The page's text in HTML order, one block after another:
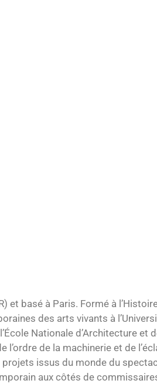
et basé à Paris. Formé à
des arts vivants à
Nationale d’Architecture et
l’ordre de la machinerie et de
issus du monde du
aux côtés de